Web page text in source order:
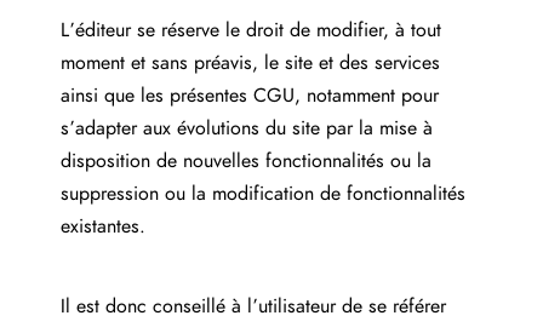
L’éditeur se réserve le droit de modifier, à tout
moment et sans préavis, le site et des services
ainsi que les présentes CGU, notamment pour
s’adapter aux évolutions du site par la mise à
disposition de nouvelles fonctionnalités ou la
suppression ou la modification de fonctionnalités
existantes.
Il est donc conseillé à l’utilisateur de se référer